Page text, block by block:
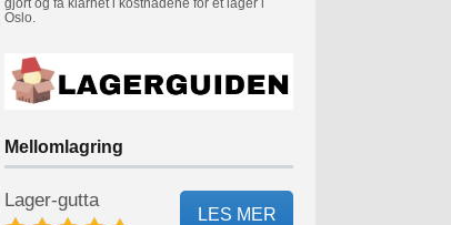
Oslo.
Mellomlagring
Lager-gutta
LES MER